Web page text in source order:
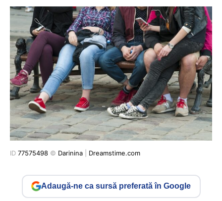
ID 77575498 © Darinina Dreamstime.com
Adaugă-ne ca sursă preferată în Google